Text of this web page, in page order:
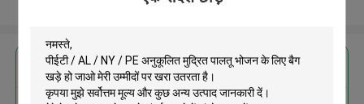
सबसे उत्तम प्रतिदान प्राप्त करें